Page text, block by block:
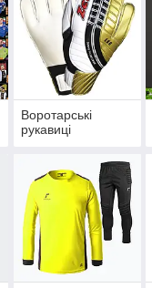
Воротарські
рукавиці